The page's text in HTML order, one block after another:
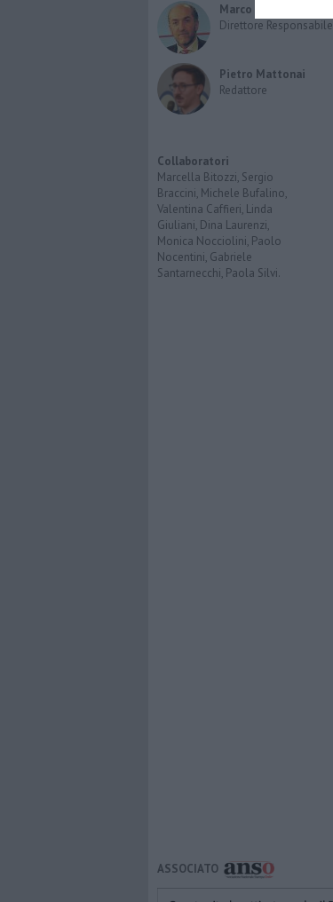
Marco Migli
Direttore Responsabile
Pietro Mattonai
Redattore
Collaboratori
Marcella Bitozzi, Sergio
Braccini, Michele Bufalino,
Valentina Caffieri, Linda
Giuliani, Dina Laurenzi,
Monica Nocciolini, Paolo
Nocentini, Gabriele
Santarnecchi, Paola Silvi.
ASSOCIATO